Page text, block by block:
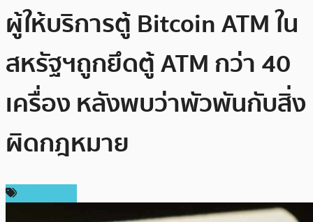
ผู้ให้บริการตู้ Bitcoin ATM ใน
สหรัฐฯถูกยึดตู้ ATM กว่า 40
เครื่อง หลังพบว่าพัวพันกับสิ่ง
ผิดกฎหมาย